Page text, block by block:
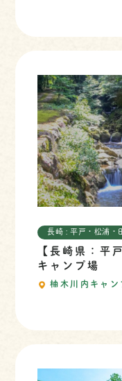
長崎 : 平戸・松浦・
【長崎県：平
キャンプ場
柚木川内キャン